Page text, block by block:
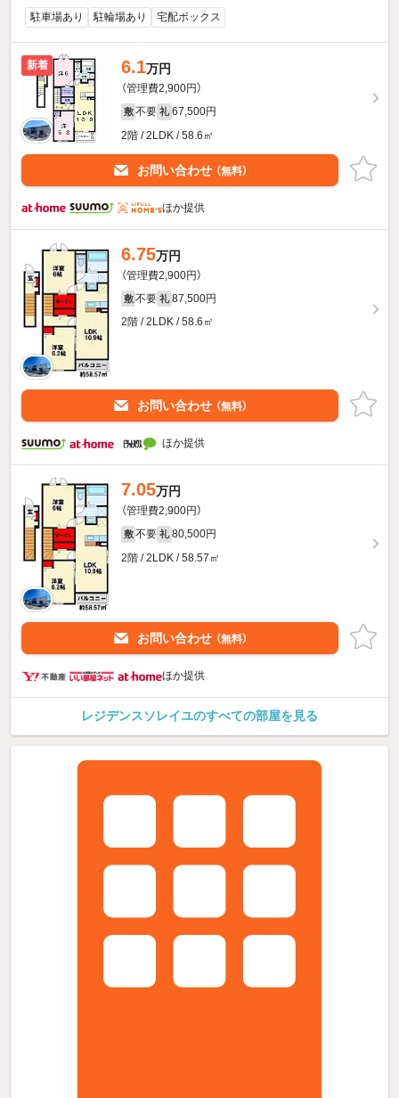
駐車場あり 駐輪場あり 宅配ボックス
新着 6.1万円
（管理費2,900円）
敷 不要 礼 67,500円
2階 / 2LDK / 58.6㎡
お問い合わせ （無料）
ほか提供
6.75万円
（管理費2,900円）
敷 不要 礼 87,500円
2階 / 2LDK / 58.6㎡
お問い合わせ （無料）
ほか提供
7.05万円
（管理費2,900円）
敷 不要 礼 80,500円
2階 / 2LDK / 58.57㎡
お問い合わせ （無料）
ほか提供
レジデンスソレイユのすべての部屋を見る